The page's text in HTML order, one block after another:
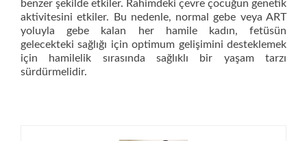
benzer şekilde etkiler. Rahimdeki çevre çocuğun genetik
aktivitesini etkiler. Bu nedenle, normal gebe veya ART
yoluyla gebe kalan her hamile kadın, fetüsün
gelecekteki sağlığı için optimum gelişimini desteklemek
için hamilelik sırasında sağlıklı bir yaşam tarzı
sürdürmelidir.